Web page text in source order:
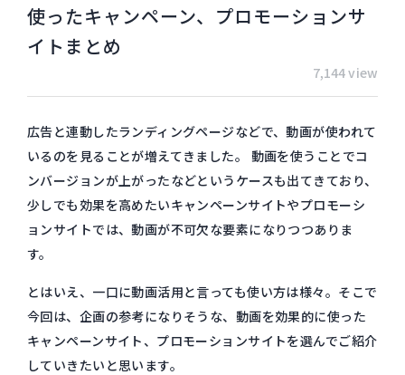
使ったキャンペーン、プロモーションサ
イトまとめ
7,144 view
広告と連動したランディングページなどで、動画が使われて
いるのを見ることが増えてきました。 動画を使うことでコ
ンバージョンが上がったなどというケースも出てきており、
少しでも効果を高めたいキャンペーンサイトやプロモーシ
ョンサイトでは、動画が不可欠な要素になりつつありま
す。
とはいえ、一口に動画活用と言っても使い方は様々。そこで
今回は、企画の参考になりそうな、動画を効果的に使った
キャンペーンサイト、プロモーションサイトを選んでご紹介
していきたいと思います。